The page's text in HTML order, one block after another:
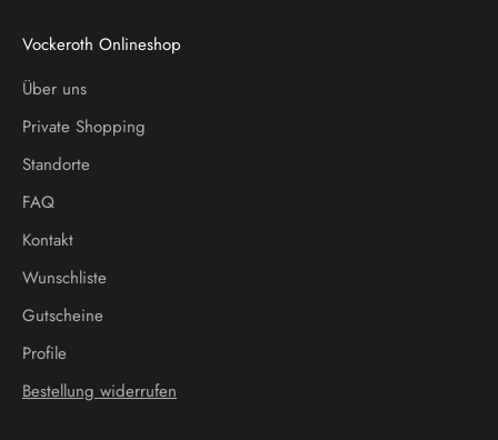
Vockeroth Onlineshop
Über uns
Private Shopping
Standorte
FAQ
Kontakt
Wunschliste
Gutscheine
Profile
Bestellung widerrufen